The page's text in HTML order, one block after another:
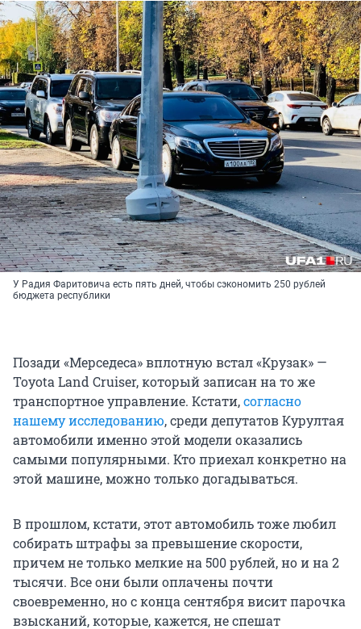
У Радия Фаритовича есть пять дней, чтобы сэкономить 250 рублей
бюджета республики
Позади «Мерседеса» вплотную встал «Крузак» —
Toyota Land Cruiser, который записан на то же
транспортное управление. Кстати,согласно
нашему исследованию, среди депутатов Курултая
автомобили именно этой модели оказались
самыми популярными. Кто приехал конкретно на
этой машине, можно только догадываться.
В прошлом, кстати, этот автомобиль тоже любил
собирать штрафы за превышение скорости,
причем не только мелкие на 500 рублей, но и на 2
тысячи. Все они были оплачены почти
своевременно, но с конца сентября висит парочка
взысканий, которые, кажется, не спешат